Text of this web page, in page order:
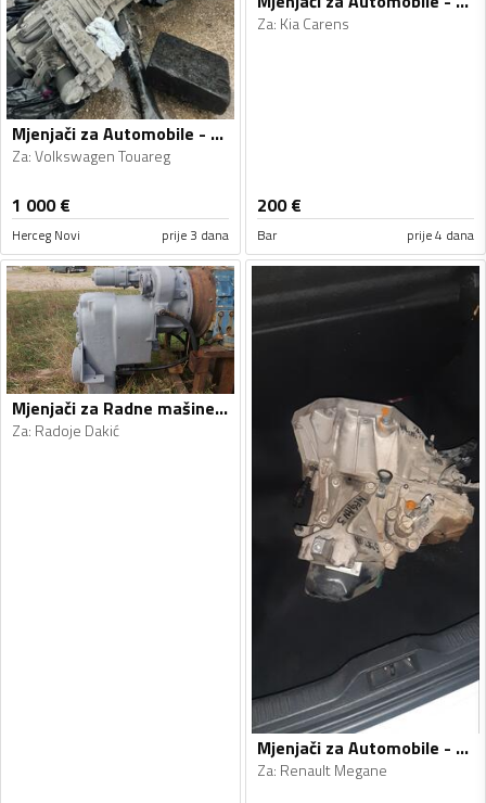
Mjenjači za Automobile - Volkswagen - Touareg - 2008
Za:Volkswagen Touareg
1 000€
Herceg Novi prije 3 dana
Za: Kia Carens
200€
Bar prije 4 dana
Mjenjači za Radne mašine - Radoje Dakić, Clark - 1990, 1990
Za: Radoje Dakić
Mjenjači za Automobile - Renault - Megane - 2011, 2013
Za: Renault Megane